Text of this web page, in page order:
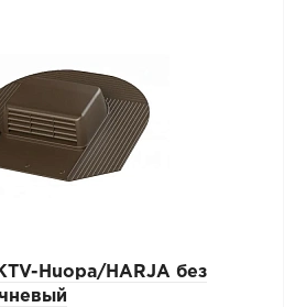
Huopa/HARJA без